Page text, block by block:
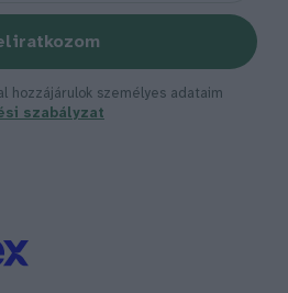
hozzájárulok személyes adataim
szabályzat